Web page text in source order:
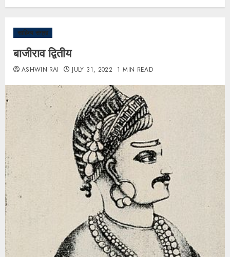
साहित्य संग्रह
बाजीराव द्वितीय
ASHWINIRAI JULY 31, 2022 1 MIN READ